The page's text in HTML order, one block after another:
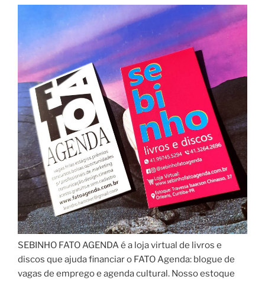
SEBINHO FATO AGENDA é a loja virtual de livros e
discos que ajuda financiar o FATO Agenda: blogue de
vagas de emprego e agenda cultural. Nosso estoque